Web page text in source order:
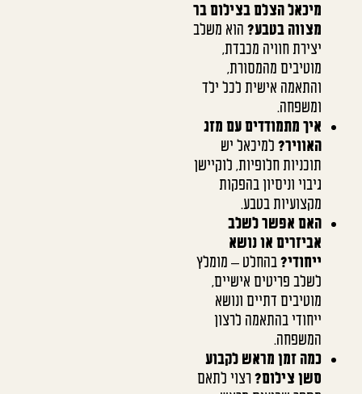
מיכאל הצלם בצילום בר
מצווה בטבע? הוא משלב
יצירת חוויה מכבדת,
מוטיבים מהמסורת,
והתאמה אישית לכל ילד
ומשפחה.
איך מתמודדים עם מזג
האוויר? למיכאל יש
תוכניות חלופיות, לוקיישן
גיבוי וניסיון בהפקות
מקצועיות בטבע.
האם אפשר לשלב
אביזרים או נושא
ייחודי?בהחלט – מומלץ
לשלב פריטים אישיים,
מוטיבים דתיים ונושא
ייחודי בהתאמה לרצון
המשפחה.
כמה זמן מראש לקבוע
סשן צילום?רצוי לתאם